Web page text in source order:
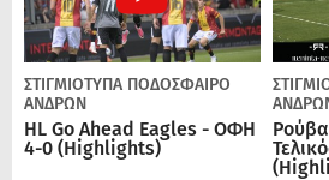
ΣΤΙΓΜΙΟΤΥΠΑ ΠΟΔΌΣΦΑΙΡΟ
ΑΝΔΡΏΝ
HL Go Ahead Eagles - ΟΦΗ
4-0 (Highlights)